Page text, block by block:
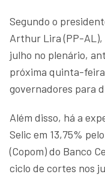
Segundo o
Arthur Lira (PP-AL),
julho no plenário,
próxima quinta-
governadores para
Além disso, há a
Selic em 13,75%
(Copom) do Banco
ciclo de cortes nos